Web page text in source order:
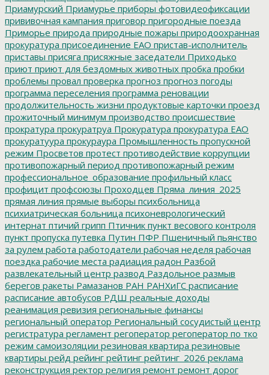
Приамурский Приамурье приборы фотовидеофиксации
прививочная кампания приговор пригородные поезда
Приморье природа природные пожары природоохранная
прокуратура присоединение ЕАО пристав-исполнитель
приставы присяга присяжные заседатели Приходько
приют приют для бездомных животных пробка пробки
проблемы провал проверка прогноз прогноз погоды
программа переселения программа реновации
продолжительность жизни продуктовые карточки проезд
прожиточный минимум производство происшествие
прократура прокуратруа Прокуратура прокуратура ЕАО
прокуратуура прокураура Промышленность пропускной
режим Просветов протест противодействие коррупции
противопожарный период противопожарный режим
профессиональное_образование профильный класс
профицит профсоюзы Проходцев Пряма_линия_2025
прямая линия прямые выборы психбольница
психиатрическая больница психоневрологический
интернат птичий грипп Птичник пункт весового контроля
пункт пропуска путевка Путин ПФР Пшеничный пьянство
за рулем работа работодатели рабочая неделя рабочая
поездка рабочие места радиация радон Разбой
развлекательный центр развод Раздольное размыв
берегов ракеты Рамазанов РАН РАНХиГС расписание
расписание автобусов РДШ реальные доходы
реанимация ревизия региональные финансы
региональный оператор Региональный сосудистый центр
регистратура регламент регоператор регоператор по тко
режим самоизоляции резиновая квартира резиновые
квартиры рейд рейинг рейтинг рейтинг_2026 реклама
реконструкция ректор религия ремонт ремонт дорог